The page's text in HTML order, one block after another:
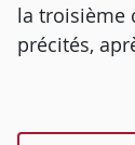
la troisième
précités,